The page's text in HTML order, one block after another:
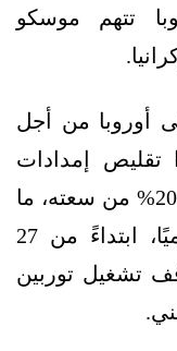
تتهم موسكو
أوروبا من أجل
تقليص إمدادات
الغاز الروسي عبر هذا الخط إلى 20% من سعته، ما
يعادل 33 مليون متر مكعب يوميًا، ابتداءً من 27
تشغيل توربين